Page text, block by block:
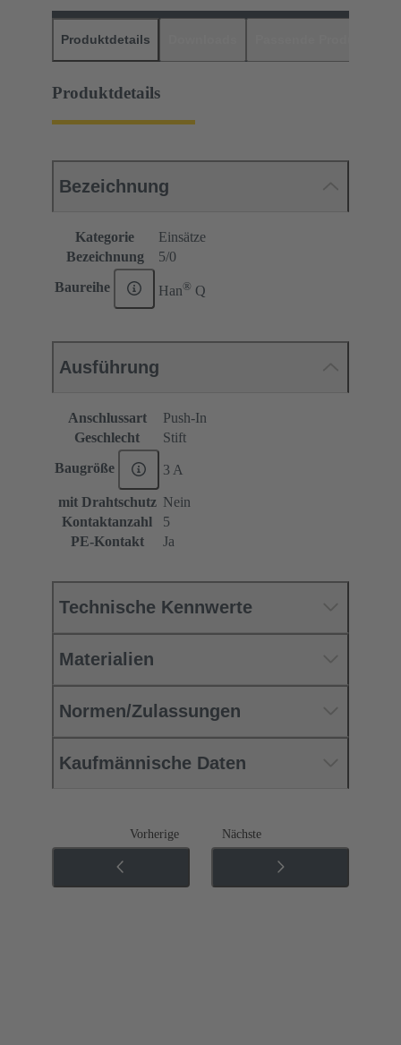
Produktdetails
Produktdetails
Bezeichnung
Kategorie
Einsätze
Bezeichnung
5/0
Baureihe Han® Q
Ausführung
Anschlussart
Push-In
Geschlecht
Stift
Baugröße 3 A
mit Drahtschutz Nein
Kontaktanzahl
5
PE-Kontakt
Ja
Technische Kennwerte
Materialien
Normen/Zulassungen
Kaufmännische Daten
Vorherige Nächste